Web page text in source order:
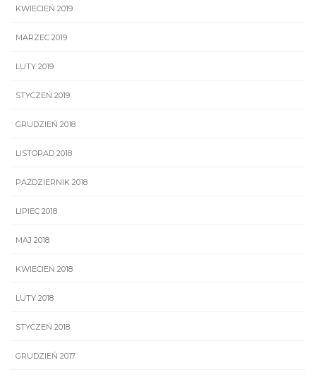
KWIECIEŃ 2019
MARZEC 2019
LUTY 2019
STYCZEŃ 2019
GRUDZIEŃ 2018
LISTOPAD 2018
PAŹDZIERNIK 2018
LIPIEC 2018
MAJ 2018
KWIECIEŃ 2018
LUTY 2018
STYCZEŃ 2018
GRUDZIEŃ 2017